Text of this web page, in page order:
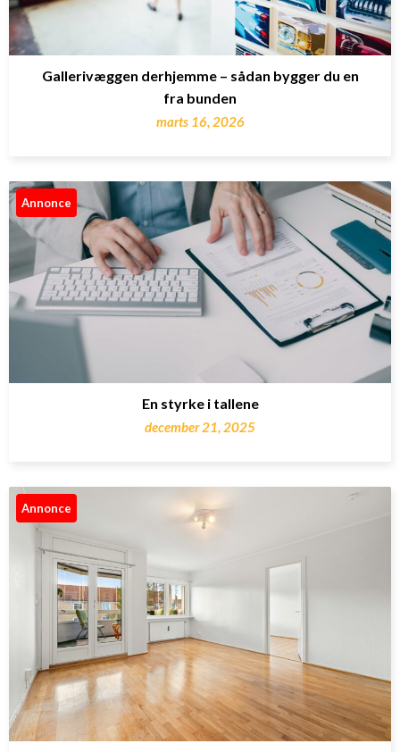
Gallerivæggen derhjemme – sådan bygger du en
fra bunden
marts 16, 2026
Annonce
En styrke i tallene
december 21, 2025
Annonce